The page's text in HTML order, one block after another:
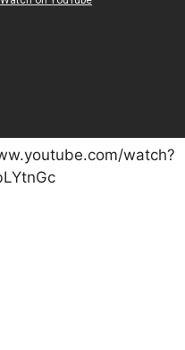
watch?